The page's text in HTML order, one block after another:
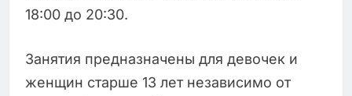
18:00 до 20:30.
Занятия предназначены для девочек и
женщин старше 13 лет независимо от